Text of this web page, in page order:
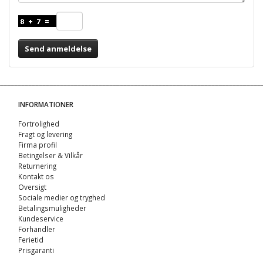
Send anmeldelse
INFORMATIONER
Fortrolighed
Fragt og levering
Firma profil
Betingelser & Vilkår
Returnering
Kontakt os
Oversigt
Sociale medier og tryghed
Betalingsmuligheder
Kundeservice
Forhandler
Ferietid
Prisgaranti